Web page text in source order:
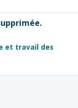
et travail des